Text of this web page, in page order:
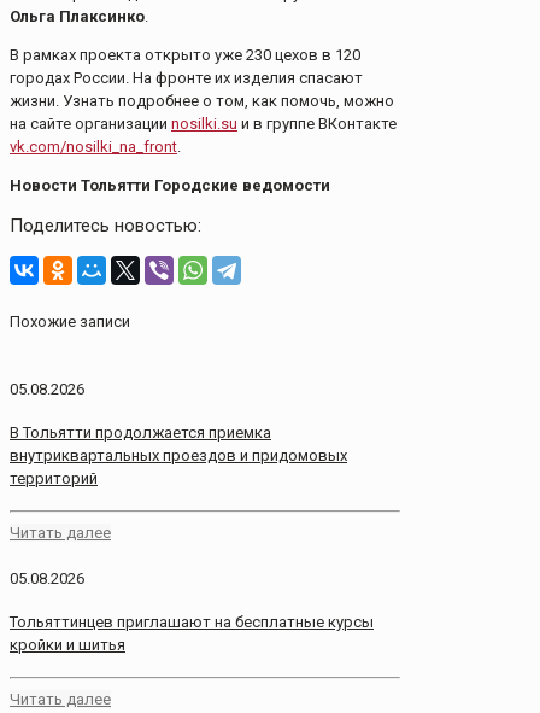
Ольга Плаксинко.
В рамках проекта открыто уже 230 цехов в 120
городах России. На фронте их изделия спасают
жизни. Узнать подробнее о том, как помочь, можно
на сайте организации nosilki.su и в группе ВКонтакте
vk.com/nosilki_na_front.
Новости Тольятти Городские ведомости
Поделитесь новостью:
Похожие записи
05.08.2026
В Тольятти продолжается приемка
внутриквартальных проездов и придомовых
территорий
Читать далее
05.08.2026
Тольяттинцев приглашают на бесплатные курсы
кройки и шитья
Читать далее